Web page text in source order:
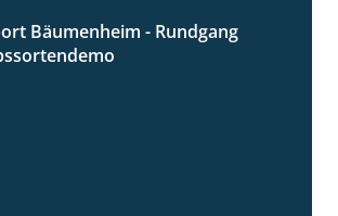
6:03
Bäumenheim - Rundgang